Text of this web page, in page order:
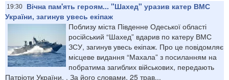
19:30
Вічна пам'ять героям... "Шахед" уразив катер ВМС
України, загинув увесь екіпаж
Поблизу міста Південне Одеської області
російський “Шахед” вдарив по катеру ВМС
ЗСУ, загинув увесь екіпаж. Про це повідомляє
місцеве видання “Махала” з посиланням на
побратима загиблих військових, передають
Патріоти України. . За його словами, 25 трав...